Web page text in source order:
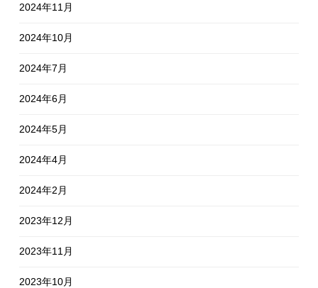
2024年11月
2024年10月
2024年7月
2024年6月
2024年5月
2024年4月
2024年2月
2023年12月
2023年11月
2023年10月